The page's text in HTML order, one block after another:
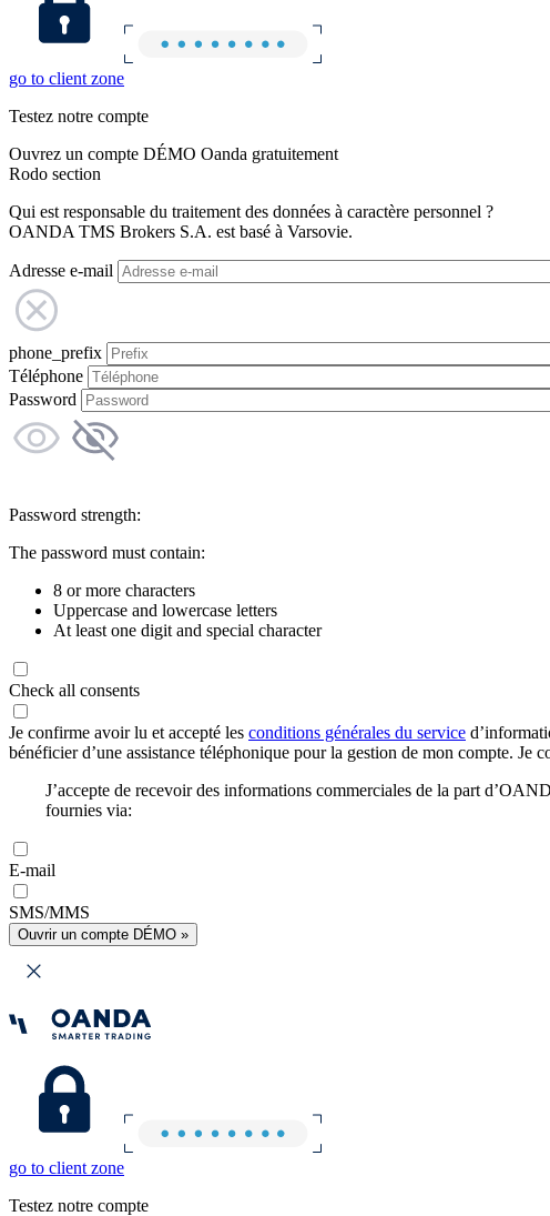
go to client zone
Testez notre compte
Ouvrez un compte DÉMO Oanda gratuitement
Rodo section
Qui est responsable du traitement des données à caractère personnel ?
OANDA TMS Brokers S.A. est basé à Varsovie.
Adresse e-mail
phone_prefix
Téléphone
Password
Password strength:
The password must contain:
8 or more characters
Uppercase and lowercase letters
At least one digit and special character
Check all consents
Je confirme avoir lu et accepté les conditions générales du service
bénéficier d’une assistance téléphonique pour la gestion de mon compte. Je
J’accepte de recevoir des informations commerciales de la part
fournies via:
E-mail
SMS/MMS
Ouvrir un compte DÉMO »
go to client zone
Testez notre compte